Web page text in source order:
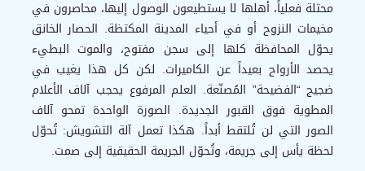
محتلة فعلياً، أهلها لا يستطيعون الوصول إليها، محاصرون في
مخيمات النزوح أو في أحياء المدينة المكتظة. الحصار الخانق
يحوّل المحافظة كلها إلى سجن مفتوح، والموت البطيء
يحصد الأرواح بعيداً عن الكاميرات. لكن كل هذا يغيب في
ضجيج “الفضيحة” المُصنّعة. العلم المرفوع يحجب آلاف الأعلام
المطوية فوق القبور الجديدة. الصورة الواحدة تمحو آلاف
الصور التي لن تُلتقط أبداً. هكذا تعمل آلة التشويش: تُحوّل
لحظة يأس إلى جريمة، وتُحوّل الجريمة الحقيقية إلى صمت.